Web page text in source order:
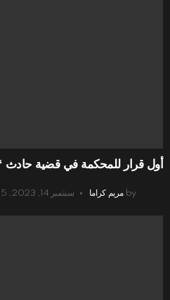
أول قرار للمحكمة في قضية حادث
by مريم كراما سبتمبر 14, 2023, 7:15 م